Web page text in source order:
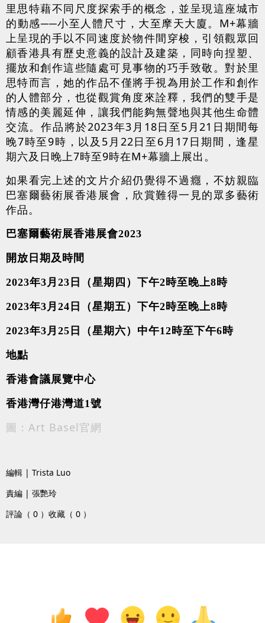
里思特藉不同尺度探索手的概念，並呈現這座城市
的動感──小至人體尺寸，大至摩天大廈。M+幕牆
上呈現的手以不同速度於物件間穿梭，引領觀眾回
顧香港具有歷史意義的設計及建築，同時向捏塑、
擺放和創作這些隨處可見事物的巧手致敬。對於里
思特而言，她的作品不僅將手視為用於工作和創作
的人體部分，也從觀賞角度來詮釋，我們的雙手是
情感的美麗延伸，讓我們能夠無聲地與其他生命體
交流。作品將於2023年3月18日至5月21日期間每
晚7時至9時，以及5月22日至6月17日期間，逢星
期六及日晚上7時至9時在M+幕牆上展出。
如果看完上述的文片介紹仍覺得不過癮，不妨親臨
巴塞爾藝術展香港展會，欣賞難得一見的眾多藝術
作品。
巴塞爾藝術展香港展會2023
開放日期及時間
2023年3月23日（星期四）下午2時至晚上8時
2023年3月24日（星期五）下午2時至晚上8時
2023年3月25日（星期六）中午12時至下午6時
地點
香港會議展覽中心
香港灣仔港灣道1號
圖：Art Basel官網
編輯 | Trista Luo
責編 | 張艷玲
評論（ 0 ） 收藏（ 0 ）